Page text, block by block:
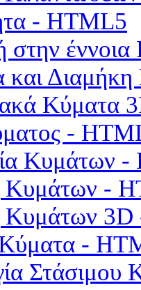
- HTML5
στην
και
Κύματα
-
Κυμάτων
Κυμάτων -
Κυμάτων
-